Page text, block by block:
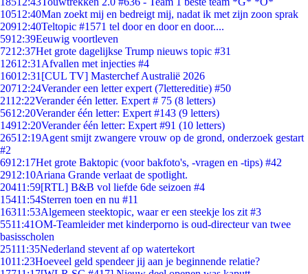
10512:40Man zoekt mij en bedreigt mij, nadat ik met zijn zoon sprak
20912:40Teltopic #1571 tel door en door en door....
5912:39Eeuwig voortleven
7212:37Het grote dagelijkse Trump nieuws topic #31
12612:31 Afvallen met injecties #4
16012:31 [CUL TV] Masterchef Australië 2026
20712:24Verander een letter expert (7lettereditie) #50
2112:22Verander één letter. Expert # 75 (8 letters)
5612:20Verander één letter: Expert #143 (9 letters)
14912:20Verander één letter: Expert #91 (10 letters)
26512:19Agent smijt zwangere vrouw op de grond, onderzoek gestart
#2
6912:17Het grote Baktopic (voor bakfoto's, -vragen en -tips) #42
2912:10Ariana Grande verlaat de spotlight.
20411:59[RTL] B&B vol liefde 6de seizoen #4
15411:54Sterren toen en nu #11
16311:53Algemeen steektopic, waar er een steekje los zit #3
5511:41OM-Teamleider met kinderporno is oud-directeur van twee
basisscholen
25111:35Nederland stevent af op watertekort
1011:23Hoeveel geld spendeer jij aan je beginnende relatie?